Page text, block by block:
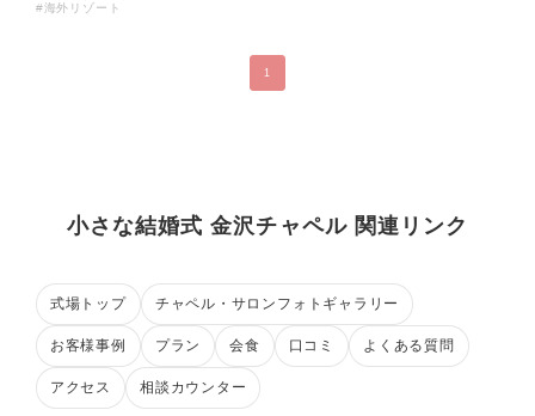
#海外リゾート
1
小さな結婚式 金沢チャペル 関連リンク
式場トップ チャペル・サロンフォトギャラリー
お客様事例 プラン 会食 口コミ よくある質問
アクセス 相談カウンター